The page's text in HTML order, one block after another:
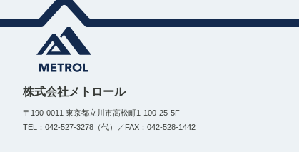
株式会社メトロール
〒190-0011 東京都立川市高松町1-100-25-5F
TEL：042-527-3278（代）／FAX：042-528-1442